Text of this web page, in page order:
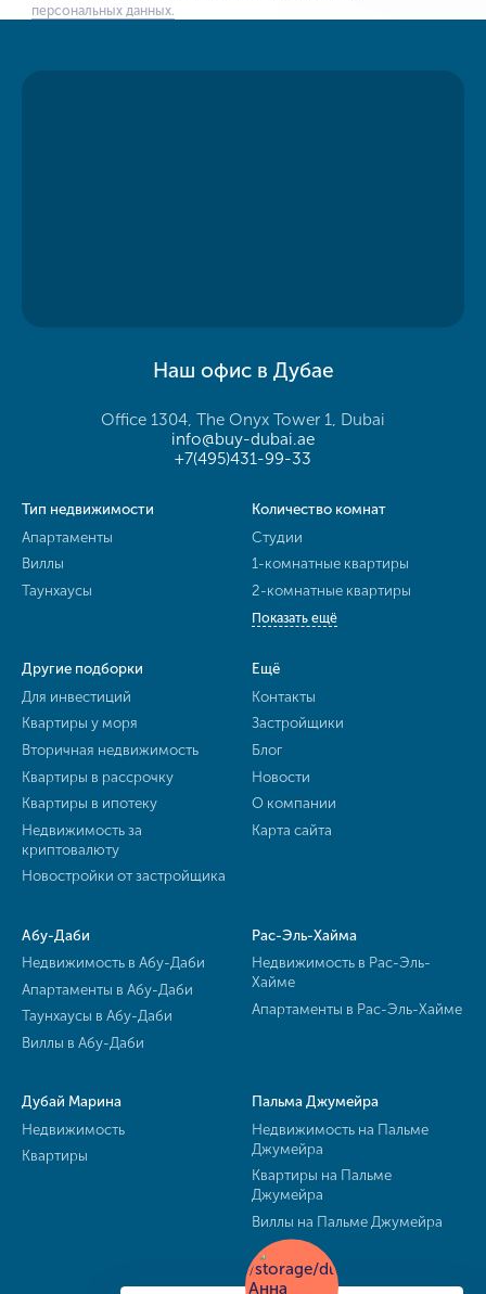
персональных данных.
Наш офис в Дубае
Office 1304, The Onyx Tower 1, Dubai
info@buy-dubai.ae
+7(495)431-99-33
Тип недвижимости
Апартаменты
Виллы
Таунхаусы
Количество комнат
Студии
1-комнатные квартиры
2-комнатные квартиры
Показать ещё
Другие подборки
Для инвестиций
Квартиры у моря
Вторичная недвижимость
Квартиры в рассрочку
Квартиры в ипотеку
Недвижимость за
криптовалюту
Новостройки от застройщика
Ещё
Контакты
Застройщики
Блог
Новости
О компании
Карта сайта
Абу-Даби
Недвижимость в Абу-Даби
Апартаменты в Абу-Даби
Таунхаусы в Абу-Даби
Виллы в Абу-Даби
Рас-Эль-Хайма
Недвижимость в Рас-Эль-
Хайме
Апартаменты в Рас-Эль-Хайме
Дубай Марина
Недвижимость
Квартиры
Пальма Джумейра
Недвижимость на Пальме
Джумейра
Квартиры на Пальме
Джумейра
Виллы на Пальме Джумейра